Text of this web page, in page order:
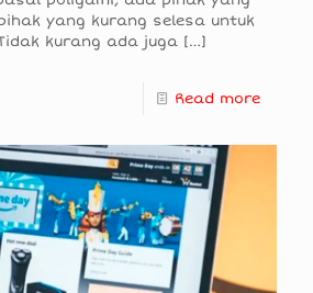
yang kurang selesa untuk
kurang ada juga […]
Read more